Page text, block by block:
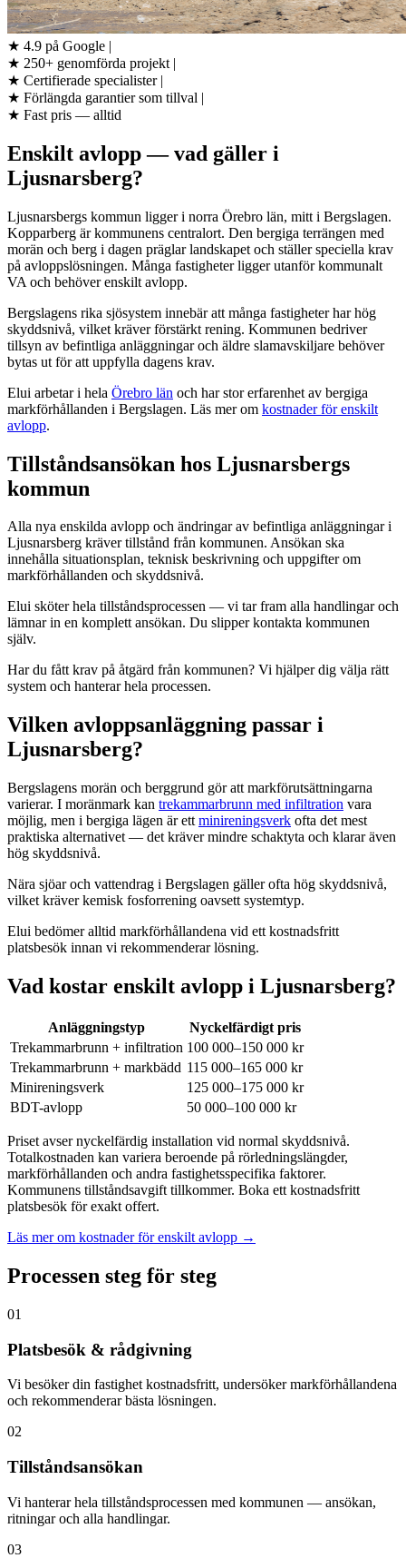
★ 4.9 på Google |
★ 250+ genomförda projekt |
★ Certifierade specialister |
★ Förlängda garantier som tillval |
★ Fast pris — alltid
Enskilt avlopp — vad gäller i
Ljusnarsberg?
Ljusnarsbergs kommun ligger i norra Örebro län, mitt i Bergslagen.
Kopparberg är kommunens centralort. Den bergiga terrängen med
morän och berg i dagen präglar landskapet och ställer speciella krav
på avloppslösningen. Många fastigheter ligger utanför kommunalt
VA och behöver enskilt avlopp.
Bergslagens rika sjösystem innebär att många fastigheter har hög
skyddsnivå, vilket kräver förstärkt rening. Kommunen bedriver
tillsyn av befintliga anläggningar och äldre slamavskiljare behöver
bytas ut för att uppfylla dagens krav.
Elui arbetar i hela Örebro län och har stor erfarenhet av bergiga
markförhållanden i Bergslagen. Läs mer om kostnader för enskilt
avlopp.
Tillståndsansökan hos Ljusnarsbergs
kommun
Alla nya enskilda avlopp och ändringar av befintliga anläggningar i
Ljusnarsberg kräver tillstånd från kommunen. Ansökan ska
innehålla situationsplan, teknisk beskrivning och uppgifter om
markförhållanden och skyddsnivå.
Elui sköter hela tillståndsprocessen — vi tar fram alla handlingar och
lämnar in en komplett ansökan. Du slipper kontakta kommunen
själv.
Har du fått krav på åtgärd från kommunen? Vi hjälper dig välja rätt
system och hanterar hela processen.
Vilken avloppsanläggning passar i
Ljusnarsberg?
Bergslagens morän och berggrund gör att markförutsättningarna
varierar. I moränmark kan trekammarbrunn med infiltration vara
möjlig, men i bergiga lägen är ett minireningsverk ofta det mest
praktiska alternativet — det kräver mindre schaktyta och klarar även
hög skyddsnivå.
Nära sjöar och vattendrag i Bergslagen gäller ofta hög skyddsnivå,
vilket kräver kemisk fosforrening oavsett systemtyp.
Elui bedömer alltid markförhållandena vid ett kostnadsfritt
platsbesök innan vi rekommenderar lösning.
Vad kostar enskilt avlopp i Ljusnarsberg?
Anläggningstyp
Nyckelfärdigt pris
Trekammarbrunn + infiltration 100 000–150 000 kr
Trekammarbrunn + markbädd 115 000–165 000 kr
Minireningsverk
125 000–175 000 kr
BDT-avlopp
50 000–100 000 kr
Priset avser nyckelfärdig installation vid normal skyddsnivå.
Totalkostnaden kan variera beroende på rörledningslängder,
markförhållanden och andra fastighetsspecifika faktorer.
Kommunens tillståndsavgift tillkommer. Boka ett kostnadsfritt
platsbesök för exakt offert.
Läs mer om kostnader för enskilt avlopp →
Processen steg för steg
01
Platsbesök & rådgivning
Vi besöker din fastighet kostnadsfritt, undersöker markförhållandena
och rekommenderar bästa lösningen.
02
Tillståndsansökan
Vi hanterar hela tillståndsprocessen med kommunen — ansökan,
ritningar och alla handlingar.
03